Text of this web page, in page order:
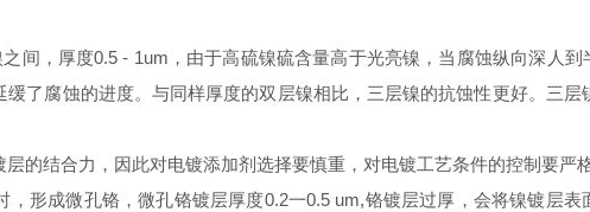
间，厚度0.5 - 1um ，由于高硫镍硫含量高于光亮镍，当腐蚀纵向深人
了腐蚀的进度。与同样厚度的双层镍相比，三层镍的抗蚀性更好。三层
的结合力，因此对电镀添加剂选择要慎重，对电镀工艺条件的控制要严格
，形成微孔铬，微孔铬镀层厚度0.2一0.5 um,铬镀层过厚，会将镍镀层